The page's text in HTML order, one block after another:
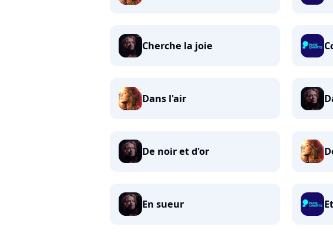
Cherche la joie
Dans l'air
De noir et d'or
En sueur